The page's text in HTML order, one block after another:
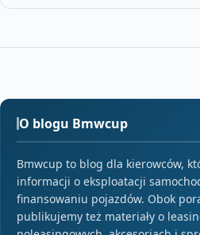
O blogu Bmwcup
Bmwcup to blog dla kierowców,
informacji o eksploatacji
finansowaniu pojazdów. Obok
publikujemy też materiały o